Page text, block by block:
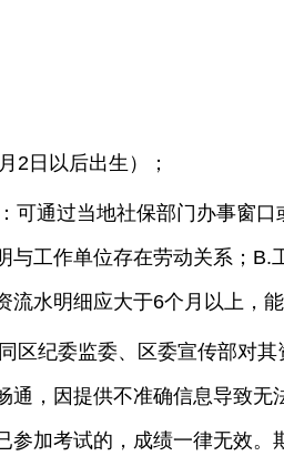
2日以后出生）；
通过当地社保部门办事窗
工作单位存在劳动关系；
水明细应大于6个月以上，
纪委监委、区委宣传部对
，因提供不准确信息导致
加考试的，成绩一律无效